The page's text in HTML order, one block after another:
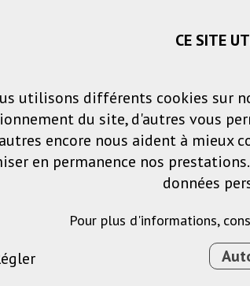
Panier
Produits
CE SITE
utilisons différents cookies sur
du site, d'autres vous
encore nous aident à mieux
en permanence nos
données
Pour plus d'informations,